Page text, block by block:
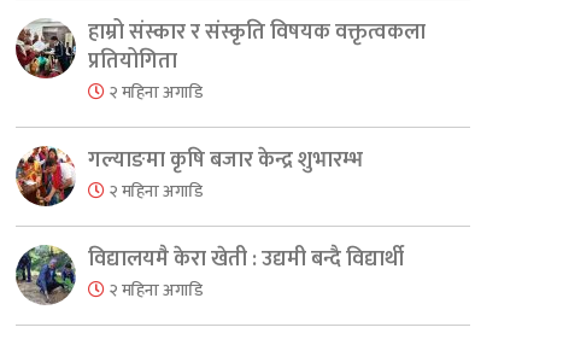
हाम्रो संस्कार र संस्कृति विषयक वक्तृत्वकला
प्रतियोगिता
२ महिना अगाडि
गल्याङमा कृषि बजार केन्द्र शुभारम्भ
२ महिना अगाडि
विद्यालयमै केरा खेती : उद्यमी बन्दै विद्यार्थी
२ महिना अगाडि